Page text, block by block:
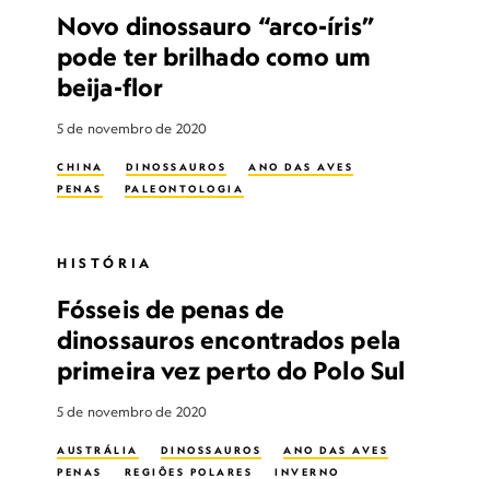
Novo dinossauro “arco-íris”
pode ter brilhado como um
beija-flor
5 de novembro de 2020
CHINA DINOSSAUROS
ANO DAS AVES
PENAS
PALEONTOLOGIA
HISTÓRIA
Fósseis de penas de
dinossauros encontrados pela
primeira vez perto do Polo Sul
5 de novembro de 2020
AUSTRÁLIA DINOSSAUROS
ANO DAS AVES
PENAS
REGIÕES POLARES INVERNO